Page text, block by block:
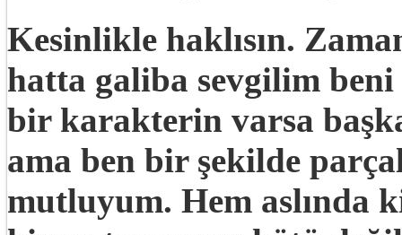
Kesinlikle haklısın.
hatta galiba sevgilim
bir karakterin varsa
ama ben bir şekilde
mutluyum. Hem aslında